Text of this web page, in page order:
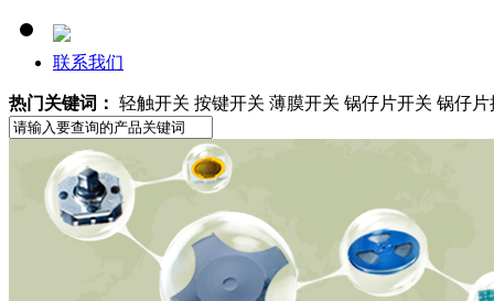
联系我们
热门关键词： 轻触开关 按键开关 薄膜开关 锅仔片开关 锅仔